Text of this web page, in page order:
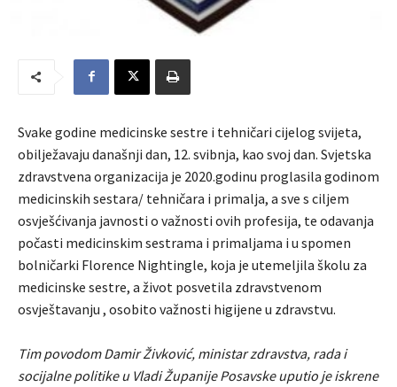
Svake godine medicinske sestre i tehničari cijelog svijeta,
obilježavaju današnji dan, 12. svibnja, kao svoj dan. Svjetska
zdravstvena organizacija je 2020.godinu proglasila godinom
medicinskih sestara/ tehničara i primalja, a sve s ciljem
osvješćivanja javnosti o važnosti ovih profesija, te odavanja
počasti medicinskim sestrama i primaljama i u spomen
bolničarki Florence Nightingle, koja je utemeljila školu za
medicinske sestre, a život posvetila zdravstvenom
osvještavanju , osobito važnosti higijene u zdravstvu.
Tim povodom Damir Živković, ministar zdravstva, rada i
socijalne politike u Vladi Županije Posavske uputio je iskrene